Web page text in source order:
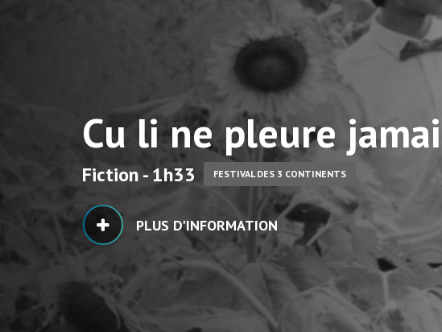
Cu li ne pleure
Fiction - 1h33 FESTIVAL DES 3 CONTINENTS
PLUS D'INFORMATION